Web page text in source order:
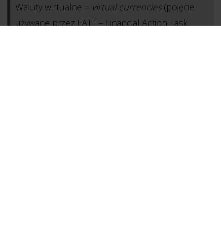
Waluty wirtualne = virtual currencies(pojęcie
używane przez FATF – Financial Action Task